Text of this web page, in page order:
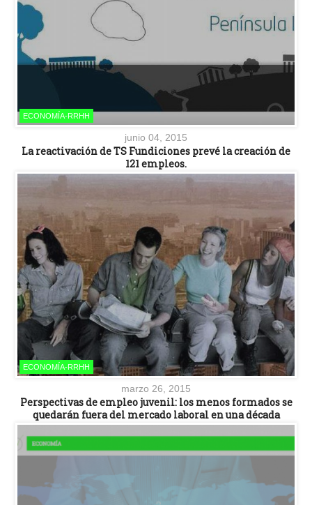
ECONOMÍA-RRHH
junio 04, 2015
La reactivación de TS Fundiciones prevé la creación de
121 empleos.
ECONOMÍA-RRHH
marzo 26, 2015
Perspectivas de empleo juvenil: los menos formados se
quedarán fuera del mercado laboral en una década